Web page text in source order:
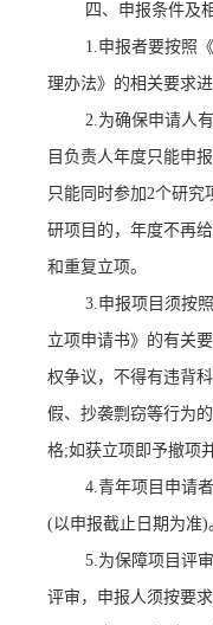
四、申报条件及
1.申报者要按照
理办法》的相关要求进
2.为确保申请人
目负责人年度只能申报
只能同时参加2个研究
研项目的，年度不再
和重复立项。
3.申报项目须按
立项申请书》的有关
权争议，不得有违背
假、抄袭剽窃等行为
格;如获立项即予撤项
4.青年项目申请
(以申报截止日期为准)
5.为保障项目评
评审，申报人须按要